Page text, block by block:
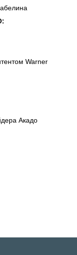
Warner
Акадо